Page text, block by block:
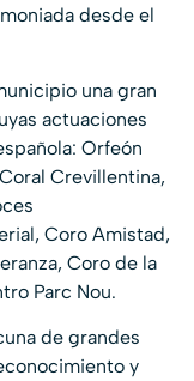
desde el
una gran
actuaciones
Orfeón
Crevillentina,
Coro Amistad,
Coro de la
Parc Nou.
de grandes
y